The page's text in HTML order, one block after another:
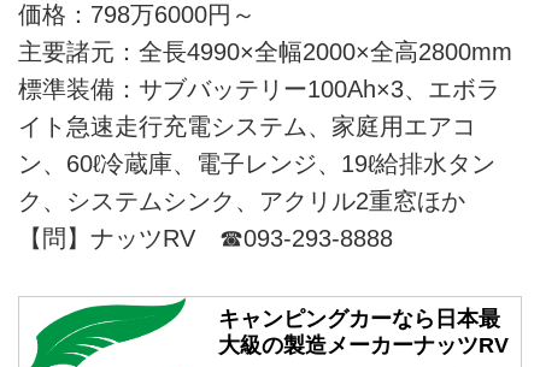
価格：798万6000円～
主要諸元：全長4990×全幅2000×全高2800mm
標準装備：サブバッテリー100Ah×3、エボラ
イト急速走行充電システム、家庭用エアコ
ン、60ℓ冷蔵庫、電子レンジ、19ℓ給排水タン
ク、システムシンク、アクリル2重窓ほか
【問】ナッツRV ☎093-293-8888
キャンピングカーなら日本最
大級の製造メーカーナッツRV